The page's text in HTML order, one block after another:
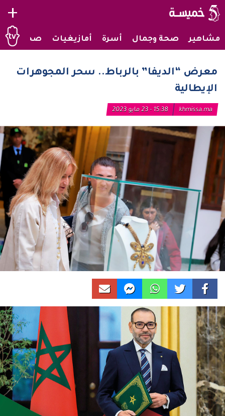
+
مشاهير صحة وجمال أسرة أمازيغيات صحراويات
معرض “الديفا” بالرباط.. سحر المجوهرات
الإيطالية
khmissa.ma 15:38 - 23 مايو 2023